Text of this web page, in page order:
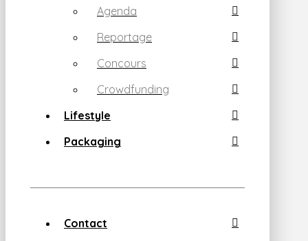
Agenda
Reportage
Concours
Crowdfunding
Lifestyle
Packaging
Contact